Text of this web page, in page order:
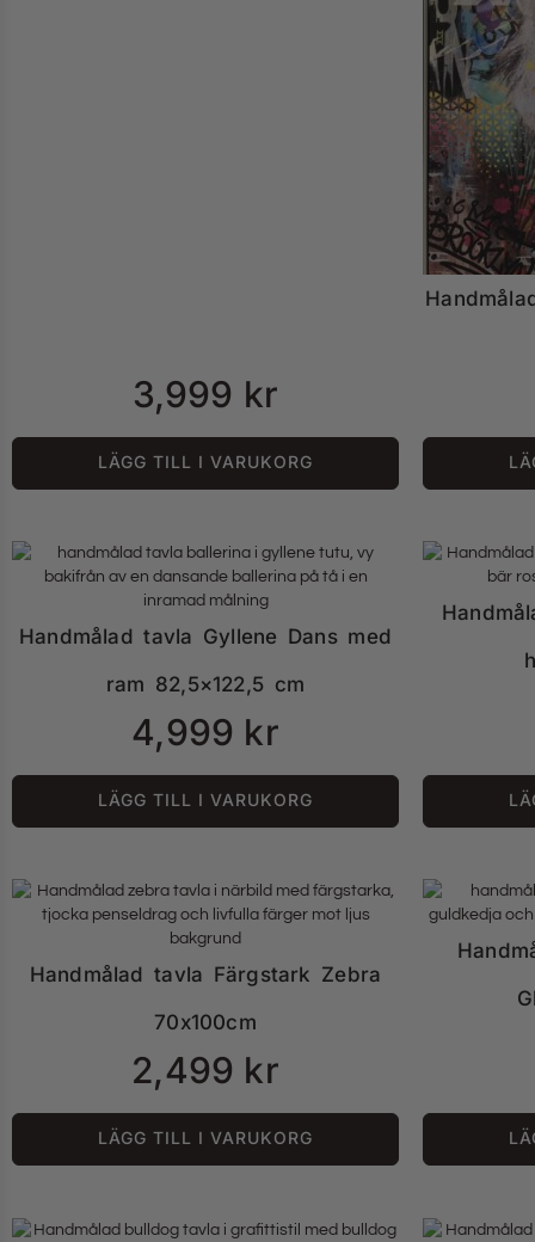
3,999 kr
LÄGG TILL I VARUKORG
Handmålad tavla Gyllene Dans med
ram 82,5×122,5 cm
4,999 kr
LÄGG TILL I VARUKORG
Handmålad tavla Färgstark Zebra
70x100cm
2,499 kr
LÄGG TILL I VARUKORG